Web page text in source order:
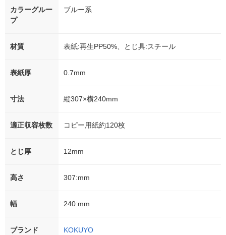
カラーグルー
プ
ブルー系
材質 表紙:再生PP50%、とじ具:スチール
表紙厚 0.7mm
寸法 縦307×横240mm
適正収容枚数 コピー用紙約120枚
とじ厚 12mm
高さ 307:mm
幅 240:mm
ブランド KOKUYO